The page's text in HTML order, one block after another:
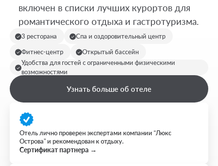
включен в списки лучших курортов для
романтического отдыха и гастротуризма.
3 ресторана
Спа и оздоровительный центр
Фитнес-центр
Открытый бассейн
Удобства для гостей с ограниченными физическими
возможностями
Узнать больше об отеле
Отель лично проверен экспертами компании “Люкс
Острова” и рекомендован к отдыху.
Сертификат партнера →